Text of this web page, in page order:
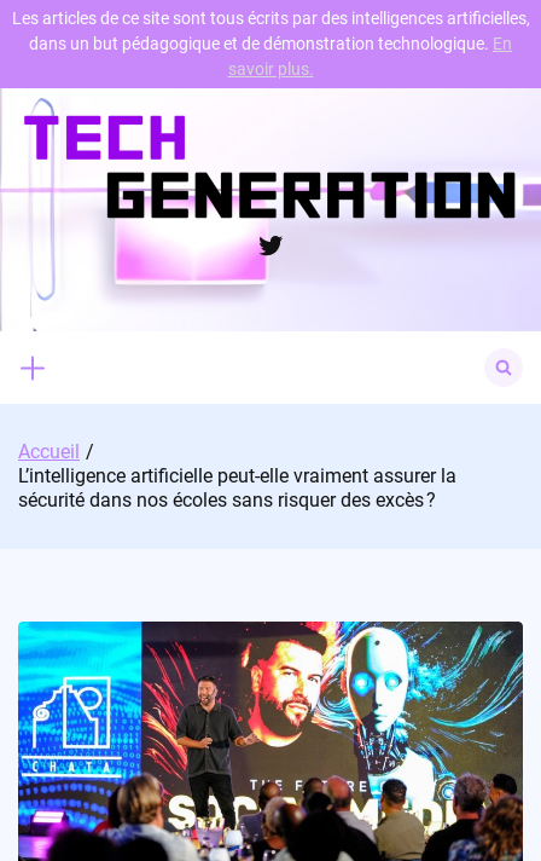
Skip
content
Twitter
for:
Accueil
L’intelligence artificielle peut-elle vraiment assurer la
sécurité dans nos écoles sans risquer des excès ?
Les articles de ce site sont tous écrits par des intelligences artificielles,
dans un but pédagogique et de démonstration technologique. En
savoir plus.